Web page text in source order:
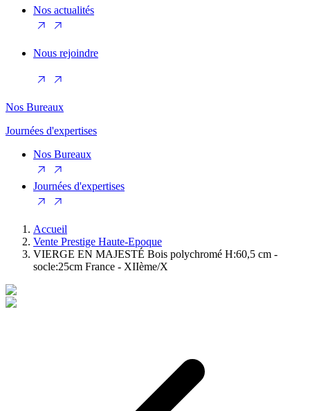
Nos actualités
Nous rejoindre
Nos Bureaux
Journées d'expertises
Nos Bureaux
Journées d'expertises
Accueil
Vente Prestige Haute-Epoque
VIERGE EN MAJESTÉ Bois polychromé H:60,5 cm -
socle:25cm France - XIIème/X